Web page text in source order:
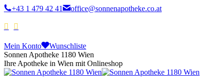
+43 1 479 42 41 office@sonnenapotheke.co.at
Mein Konto
Wunschliste
Sonnen Apotheke 1180 Wien
Ihre Apotheke in Wien mit Onlineshop